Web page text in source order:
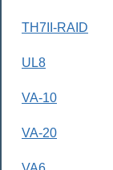
TH7II-RAID
UL8
VA-10
VA-20